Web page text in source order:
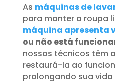
As máquinas de
para manter a roupa
máquina apresenta
ou não está
nossos técnicos têm
restaurá-la ao
prolongando sua vida